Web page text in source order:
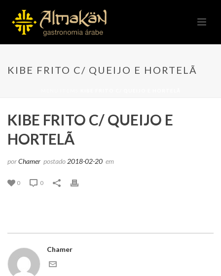
KIBE FRITO C/ QUEIJO E HORTELÃ
KIBE FRITO C/ QUEIJO E
HORTELÃ
porChamer postado 2018-02-20 em
0 0
Chamer